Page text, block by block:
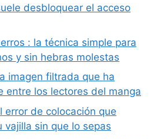
desbloquear el acceso
: la técnica simple para
y sin hebras molestas
imagen filtrada que ha
entre los lectores del manga
error de colocación que
vajilla sin que lo sepas